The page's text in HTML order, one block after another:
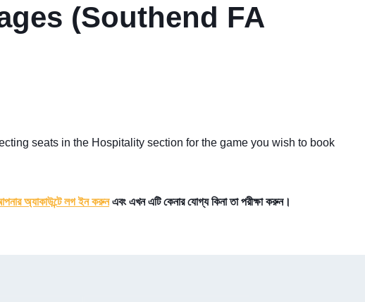
(Southend FA
seats in the Hospitality section for the game you wish to book
অ্যাকাউন্টে লগ ইন করুনএবং এখন এটি কেনার যোগ্য কিনা তা পরীক্ষা করুন।